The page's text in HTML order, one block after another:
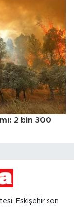
2 bin 300
Eskişehir son